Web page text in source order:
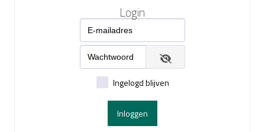
Login
Ingelogd blijven
Inloggen